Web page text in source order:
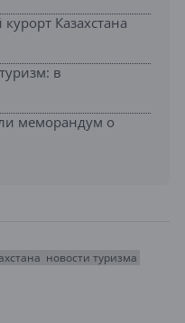
Казахстана
в
меморандум о
новости туризма